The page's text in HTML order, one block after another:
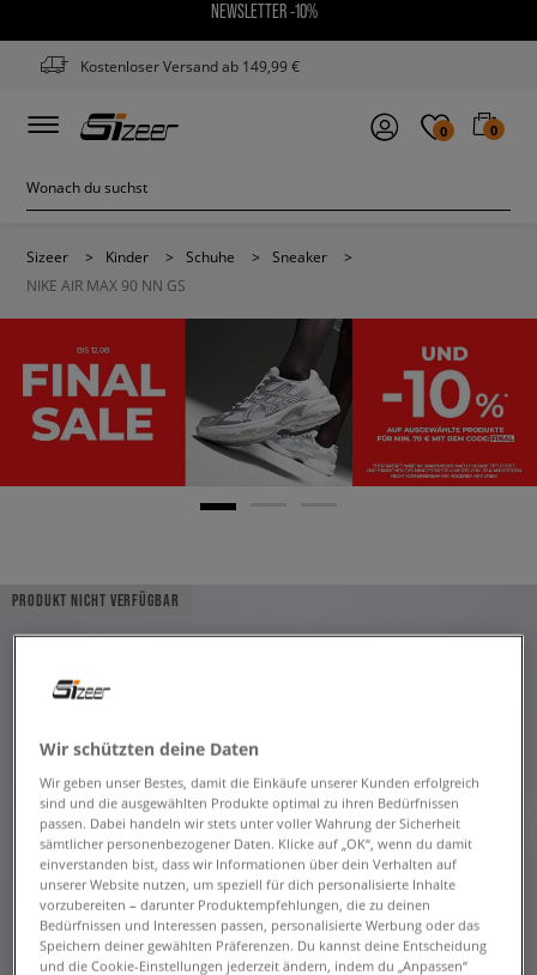
NEWSLETTER -10%
Kostenloser Versand ab 149,99 €
0 0
Sizeer > Kinder > Schuhe > Sneaker
>
NIKE AIR MAX 90 NN GS
PRODUKT NICHT VERFÜGBAR
Wir schützten deine Daten
Wir geben unser Bestes, damit die Einkäufe unserer Kunden erfolgreich
sind und die ausgewählten Produkte optimal zu ihren Bedürfnissen
passen. Dabei handeln wir stets unter voller Wahrung der Sicherheit
sämtlicher personenbezogener Daten. Klicke auf „OK“, wenn du damit
einverstanden bist, dass wir Informationen über dein Verhalten auf
unserer Website nutzen, um speziell für dich personalisierte Inhalte
vorzubereiten – darunter Produktempfehlungen, die zu deinen
Bedürfnissen und Interessen passen, personalisierte Werbung oder das
Speichern deiner gewählten Präferenzen. Du kannst deine Entscheidung
und die Cookie-Einstellungen jederzeit ändern, indem du „Anpassen“